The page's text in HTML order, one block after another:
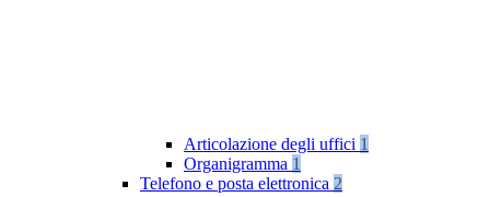
Articolazione degli uffici 1
Organigramma 1
Telefono e posta elettronica 2